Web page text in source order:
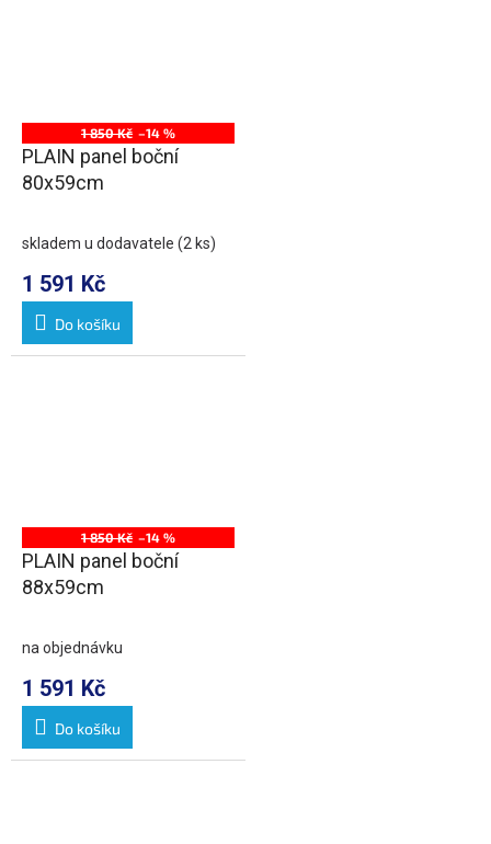
1 850 Kč –14 %
PLAIN panel boční
80x59cm
skladem u dodavatele (2 ks)
1 591 Kč
Do košíku
1 850 Kč –14 %
PLAIN panel boční
88x59cm
na objednávku
1 591 Kč
Do košíku